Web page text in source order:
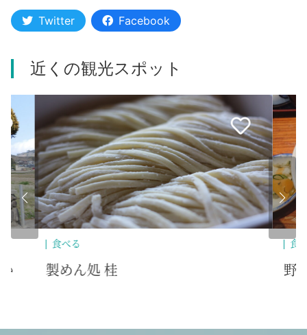
Twitter Facebook
近くの観光スポット
食べる
野風増
食
旬